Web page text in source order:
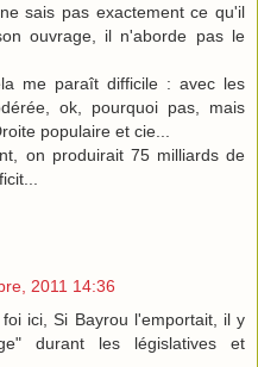
sais pas exactement ce qu'il
ouvrage, il n'aborde pas le
me paraît difficile : avec les
ok, pourquoi pas, mais
populaire et cie...
on produirait 75 milliards de
2011 14:36
ici, Si Bayrou l'emportait, il y
durant les législatives et